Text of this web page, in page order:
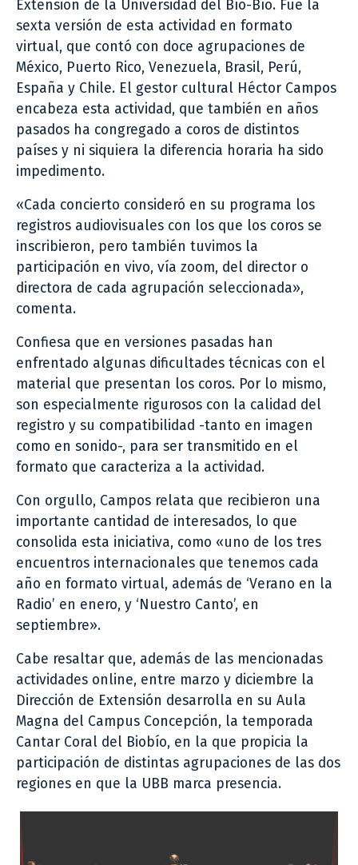
Extensión de la Universidad del Bío-Bío. Fue la
sexta versión de esta actividad en formato
virtual, que contó con doce agrupaciones de
México, Puerto Rico, Venezuela, Brasil, Perú,
España y Chile. El gestor cultural Héctor Campos
encabeza esta actividad, que también en años
pasados ha congregado a coros de distintos
países y ni siquiera la diferencia horaria ha sido
impedimento.
«Cada concierto consideró en su programa los
registros audiovisuales con los que los coros se
inscribieron, pero también tuvimos la
participación en vivo, vía zoom, del director o
directora de cada agrupación seleccionada»,
comenta.
Confiesa que en versiones pasadas han
enfrentado algunas dificultades técnicas con el
material que presentan los coros. Por lo mismo,
son especialmente rigurosos con la calidad del
registro y su compatibilidad -tanto en imagen
como en sonido-, para ser transmitido en el
formato que caracteriza a la actividad.
Con orgullo, Campos relata que recibieron una
importante cantidad de interesados, lo que
consolida esta iniciativa, como «uno de los tres
encuentros internacionales que tenemos cada
año en formato virtual, además de ‘Verano en la
Radio’ en enero, y ‘Nuestro Canto’, en
septiembre».
Cabe resaltar que, además de las mencionadas
actividades online, entre marzo y diciembre la
Dirección de Extensión desarrolla en su Aula
Magna del Campus Concepción, la temporada
Cantar Coral del Biobío, en la que propicia la
participación de distintas agrupaciones de las dos
regiones en que la UBB marca presencia.